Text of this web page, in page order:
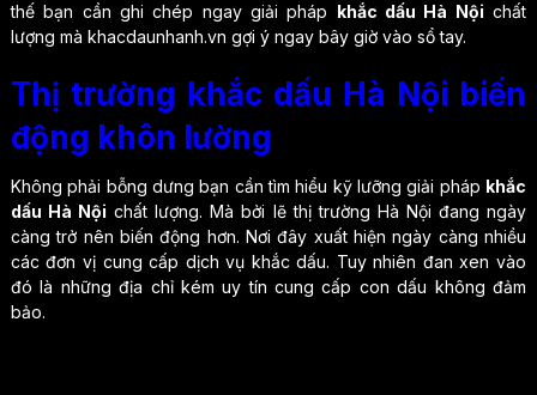
thế bạn cần ghi chép ngay giải pháp
khắc dấu Hà Nội chất
lượng mà khacdaunhanh.vn gợi ý ngay bây giờ vào sổ tay.
Thị trường khắc dấu Hà Nội biến
động khôn lường
Không phải bỗng dưng bạn cần tìm hiểu kỹ lưỡng giải pháp khắc
dấu Hà Nội chất lượng. Mà bởi lẽ thị trường Hà Nội đang ngày
càng trở nên biến động hơn. Nơi đây xuất hiện ngày càng nhiều
các đơn vị cung cấp dịch vụ khắc dấu. Tuy nhiên đan xen vào
đó là những địa chỉ kém uy tín cung cấp con dấu không đảm
bảo.